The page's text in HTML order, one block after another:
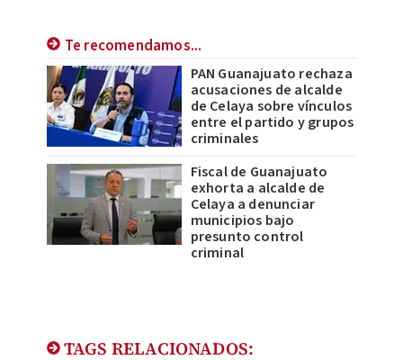
Te recomendamos...
PAN Guanajuato rechaza
acusaciones de alcalde
de Celaya sobre vínculos
entre el partido y grupos
criminales
Fiscal de Guanajuato
exhorta a alcalde de
Celaya a denunciar
municipios bajo
presunto control
criminal
TAGS RELACIONADOS: